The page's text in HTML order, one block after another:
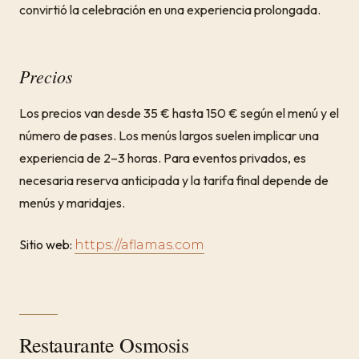
convirtió la celebración en una experiencia prolongada.
Precios
Los precios van desde 35 € hasta 150 € según el menú y el
número de pases. Los menús largos suelen implicar una
experiencia de 2–3 horas. Para eventos privados, es
necesaria reserva anticipada y la tarifa final depende de
menús y maridajes.
Sitio web: https://aflamas.com
Restaurante Osmosis